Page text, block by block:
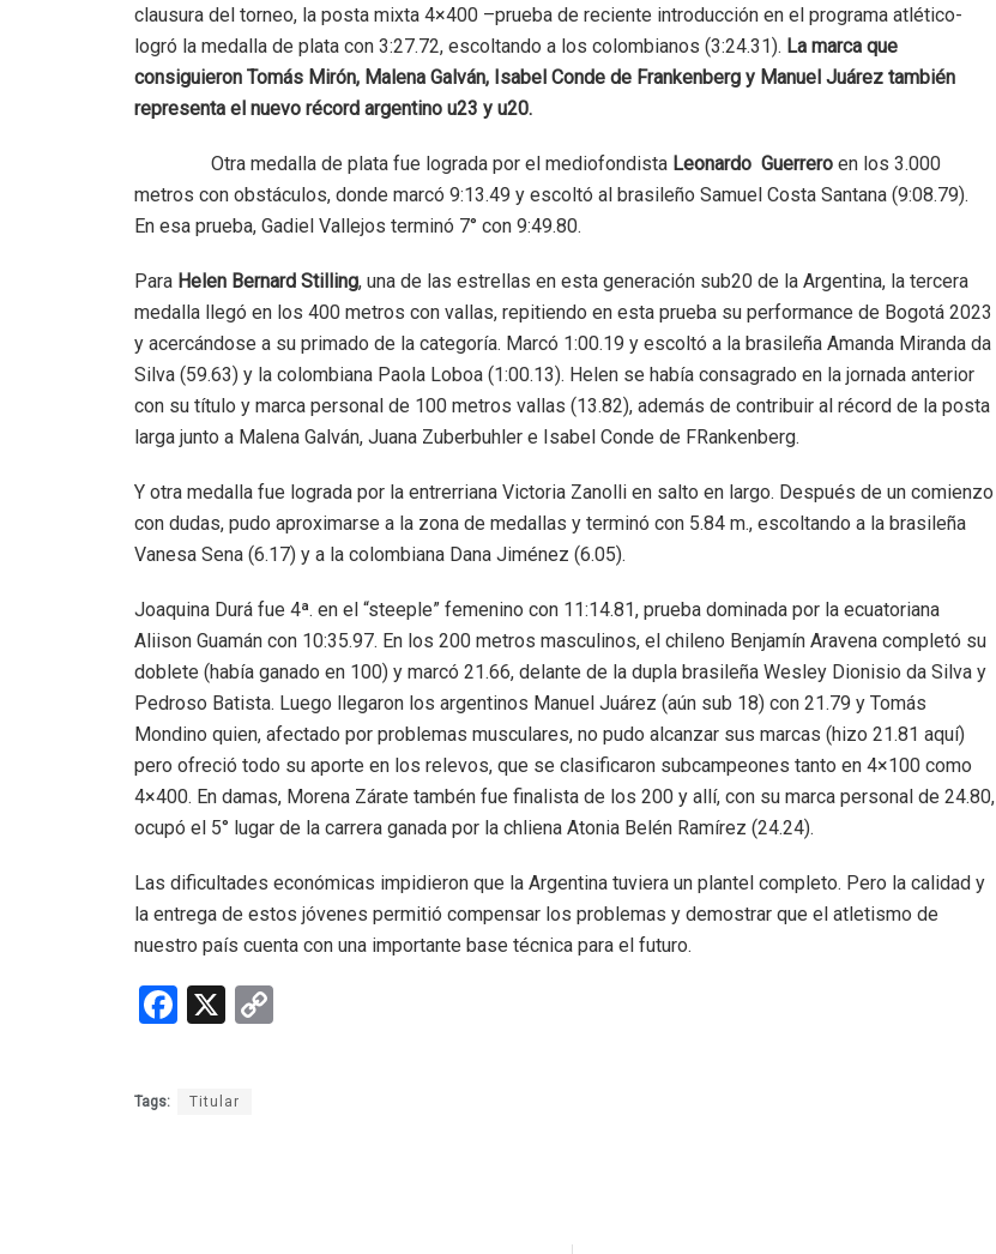
clausura del torneo, la posta mixta 4×400 –prueba de reciente introducción en el programa atlético-
logró la medalla de plata con 3:27.72, escoltando a los colombianos (3:24.31). La marca que
consiguieron Tomás Mirón, Malena Galván, Isabel Conde de Frankenberg y Manuel Juárez también
representa el nuevo récord argentino u23 y u20.
Otra medalla de plata fue lograda por el mediofondista Leonardo Guerrero en los 3.000
metros con obstáculos, donde marcó 9:13.49 y escoltó al brasileño Samuel Costa Santana (9:08.79).
En esa prueba, Gadiel Vallejos terminó 7° con 9:49.80.
Para Helen Bernard Stilling, una de las estrellas en esta generación sub20 de la Argentina, la tercera
medalla llegó en los 400 metros con vallas, repitiendo en esta prueba su performance de Bogotá 2023
y acercándose a su primado de la categoría. Marcó 1:00.19 y escoltó a la brasileña Amanda Miranda da
Silva (59.63) y la colombiana Paola Loboa (1:00.13). Helen se había consagrado en la jornada anterior
con su título y marca personal de 100 metros vallas (13.82), además de contribuir al récord de la posta
larga junto a Malena Galván, Juana Zuberbuhler e Isabel Conde de FRankenberg.
Y otra medalla fue lograda por la entrerriana Victoria Zanolli en salto en largo. Después de un comienzo
con dudas, pudo aproximarse a la zona de medallas y terminó con 5.84 m., escoltando a la brasileña
Vanesa Sena (6.17) y a la colombiana Dana Jiménez (6.05).
Joaquina Durá fue 4ª. en el “steeple” femenino con 11:14.81, prueba dominada por la ecuatoriana
Aliison Guamán con 10:35.97. En los 200 metros masculinos, el chileno Benjamín Aravena completó su
doblete (había ganado en 100) y marcó 21.66, delante de la dupla brasileña Wesley Dionisio da Silva y
Pedroso Batista. Luego llegaron los argentinos Manuel Juárez (aún sub 18) con 21.79 y Tomás
Mondino quien, afectado por problemas musculares, no pudo alcanzar sus marcas (hizo 21.81 aquí)
pero ofreció todo su aporte en los relevos, que se clasificaron subcampeones tanto en 4×100 como
4×400. En damas, Morena Zárate tambén fue finalista de los 200 y allí, con su marca personal de 24.80,
ocupó el 5° lugar de la carrera ganada por la chliena Atonia Belén Ramírez (24.24).
Las dificultades económicas impidieron que la Argentina tuviera un plantel completo. Pero la calidad y
la entrega de estos jóvenes permitió compensar los problemas y demostrar que el atletismo de
nuestro país cuenta con una importante base técnica para el futuro.
F
b
X
Tags: Titular